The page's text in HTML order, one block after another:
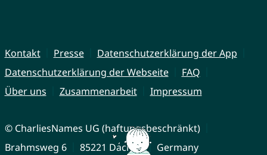
Kontakt Presse
Datenschutzerklärung der App
Datenschutzerklärung der Webseite
FAQ
Über uns
Zusammenarbeit Impressum
© CharliesNames UG (haftungsbeschränkt)
Brahmsweg 6
85221 Dachau Germany